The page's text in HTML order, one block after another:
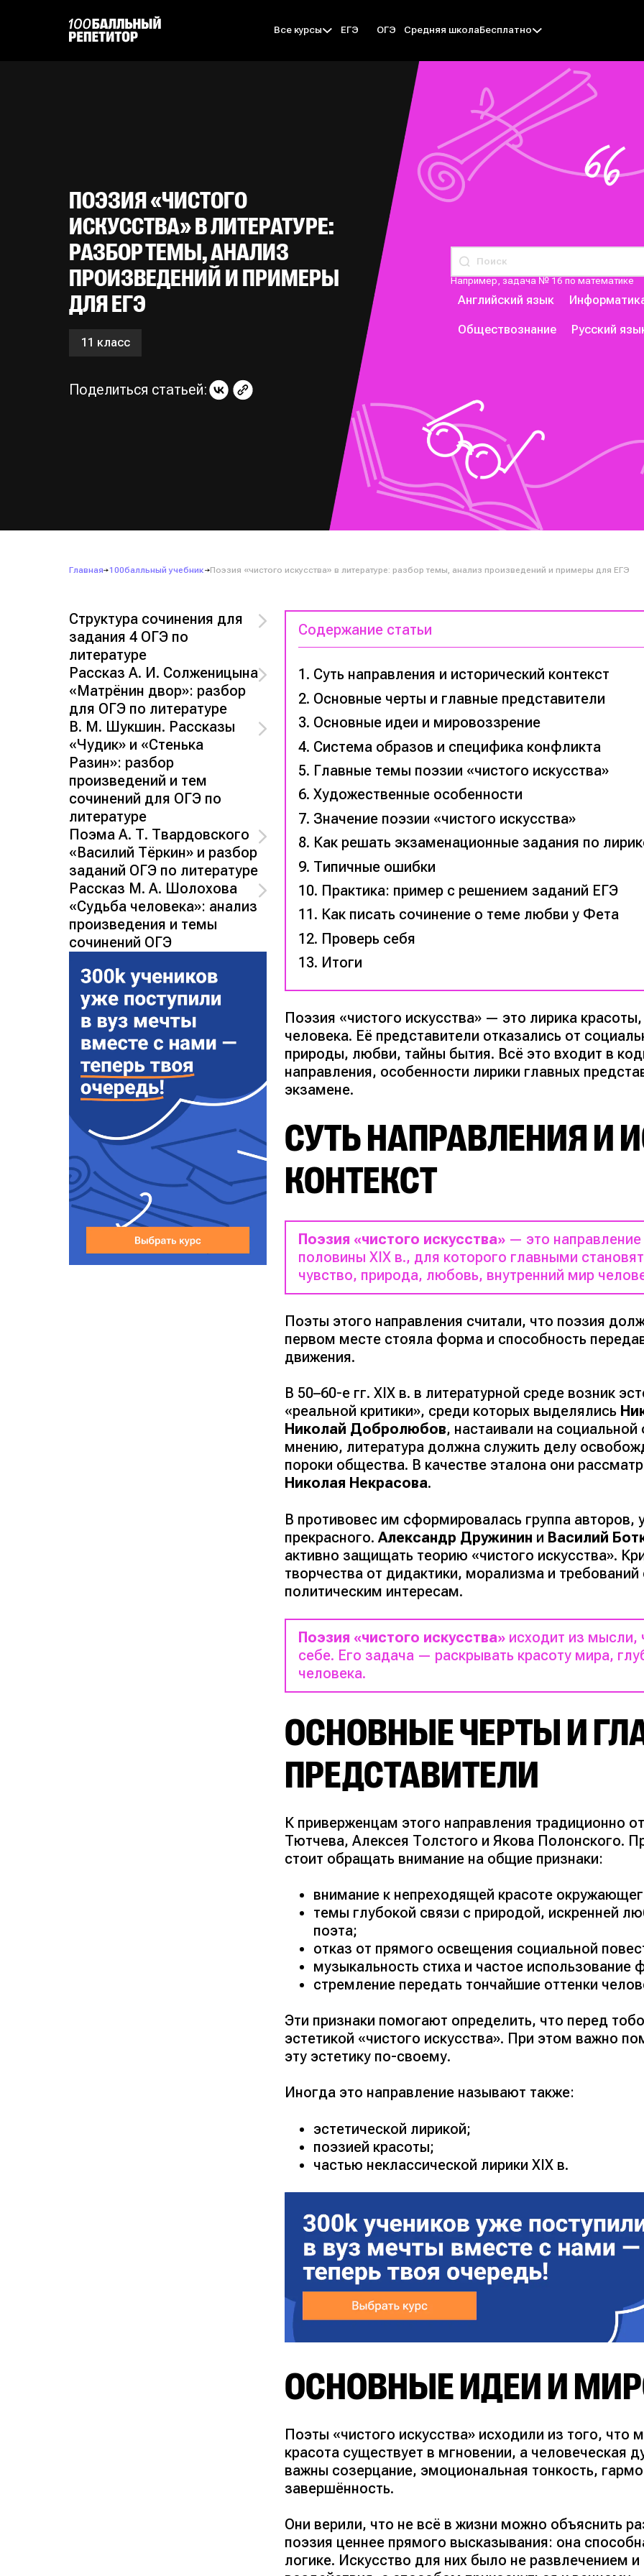
Все курсы ЕГЭ ОГЭ Средняя школаБесплатно
ПОЭЗИЯ «ЧИСТОГО
ИСКУССТВА» В ЛИТЕРАТУРЕ:
РАЗБОР ТЕМЫ, АНАЛИЗ
ПРОИЗВЕДЕНИЙ И ПРИМЕРЫ
ДЛЯ ЕГЭ
11 класс
Поделиться статьей:
Например, задача № 16 по математике
Английский язык
Обществознание Русский
Главная 100балльный учебник Поэзия «чистого искусства» в литературе: разбор темы, анализ произведений и примеры для ЕГЭ
Структура сочинения для
задания 4 ОГЭ по
литературе
Рассказ А. И. Солженицына
«Матрёнин двор»: разбор
для ОГЭ по литературе
В. М. Шукшин. Рассказы
«Чудик» и «Стенька
Разин»: разбор
произведений и тем
сочинений для ОГЭ по
литературе
Поэма А. Т. Твардовского
«Василий Тёркин» и разбор
заданий ОГЭ по литературе
Рассказ М. А. Шолохова
«Судьба человека»: анализ
произведения и темы
сочинений ОГЭ
Содержание статьи
Суть направления и исторический контекст
Основные черты и главные представители
Основные идеи и мировоззрение
Система образов и специфика конфликта
Главные темы поэзии «чистого искусства»
Художественные особенности
Значение поэзии «чистого искусства»
Как решать экзаменационные задания по
Типичные ошибки
Практика: пример с решением заданий ЕГЭ
Как писать сочинение о теме любви у Фета
Проверь себя
Итоги
Поэзия «чистого искусства» — это лирика
человека. Её представители отказались от
природы, любви, тайны бытия. Всё это входит в
направления, особенности лирики главных
экзамене.
СУТЬ НАПРАВЛЕНИЯ И
КОНТЕКСТ
Поэзия «чистого искусства»— это направление
половины XIX в., для которого главными
чувство, природа, любовь, внутренний мир
Поэты этого направления считали, что поэзия
первом месте стояла форма и способность
движения.
В 50–60-е гг. XIX в. в литературной среде возник
«реальной критики», среди которых выделялись
Николай Добролюбов, настаивали на
мнению, литература должна служить делу
пороки общества. В качестве эталона они
Николая Некрасова.
В противовес им сформировалась группа
прекрасного.Александр Дружинин и Василий
активно защищать теорию «чистого искусства».
творчества от дидактики, морализма и
политическим интересам.
Поэзия «чистого искусства»исходит из мысли,
себе. Его задача — раскрывать красоту мира,
человека.
ОСНОВНЫЕ ЧЕРТЫ И
ПРЕДСТАВИТЕЛИ
К приверженцам этого направления традиционно
Тютчева, Алексея Толстого и Якова Полонского.
стоит обращать внимание на общие признаки:
внимание к непреходящей красоте
темы глубокой связи с природой, искренней
поэта;
отказ от прямого освещения социальной
музыкальность стиха и частое использование
стремление передать тончайшие оттенки
Эти признаки помогают определить, что перед
эстетикой «чистого искусства». При этом важно
эту эстетику по-своему.
Иногда это направление называют также:
эстетической лирикой;
поэзией красоты;
частью неклассической лирики XIX в.
ОСНОВНЫЕ ИДЕИ И
Поэты «чистого искусства» исходили из того, что
красота существует в мгновении, а человеческая
важны созерцание, эмоциональная тонкость,
завершённость.
Они верили, что не всё в жизни можно объяснить
поэзия ценнее прямого высказывания: она
логике. Искусство для них было не развлечением